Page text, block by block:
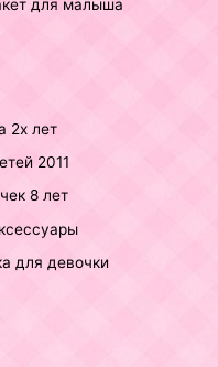
для малыша
2х лет
2011
8 лет
для девочки